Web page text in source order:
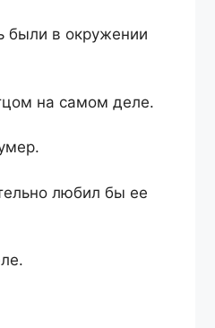
были в окружении
на самом деле.
любил бы ее